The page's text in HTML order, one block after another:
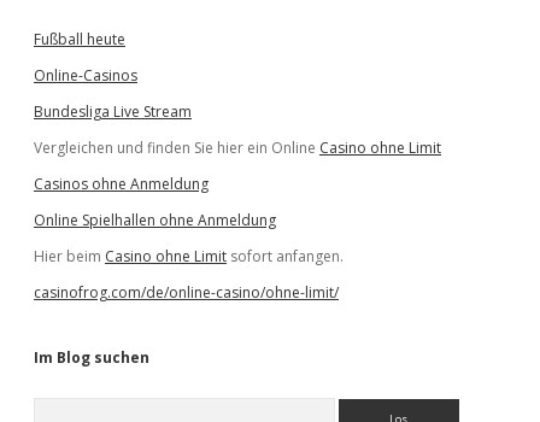
Fußball heute
Online-Casinos
Bundesliga Live Stream
Vergleichen und finden Sie hier ein Online Casino ohne Limit
Casinos ohne Anmeldung
Online Spielhallen ohne Anmeldung
Hier beim Casino ohne Limit sofort anfangen.
casinofrog.com/de/online-casino/ohne-limit/
Im Blog suchen